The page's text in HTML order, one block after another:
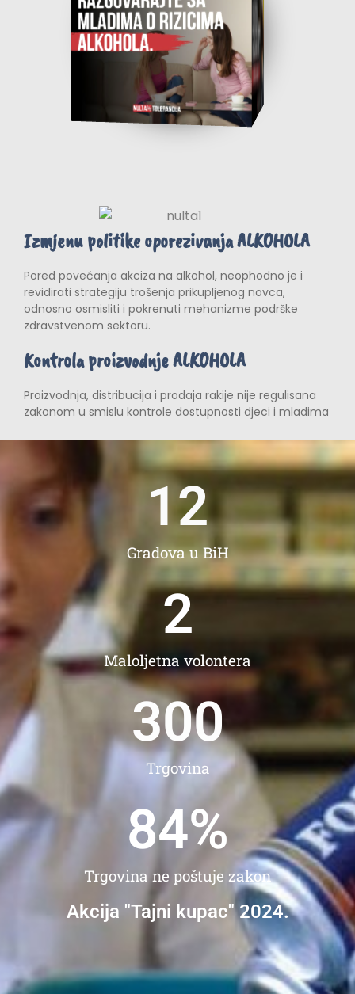
Izmjenu politike oporezivanja ALKOHOLA
Pored povećanja akciza na alkohol, neophodno je i
revidirati strategiju trošenja prikupljenog novca,
odnosno osmisliti i pokrenuti mehanizme podrške
zdravstvenom sektoru.
Kontrola proizvodnje ALKOHOLA
Proizvodnja, distribucija i prodaja rakije nije regulisana
zakonom u smislu kontrole dostupnosti djeci i mladima
Gradova u BiH
12
Maloljetna volontera
2
Trgovina
300
Trgovina ne poštuje zakon
84%
Akcija "Tajni kupac" 2024.